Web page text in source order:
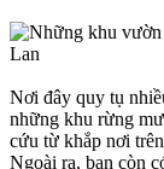
Nơi đây quy tụ
những khu rừng
cứu từ khắp nơi
Ngoài ra, bạn còn